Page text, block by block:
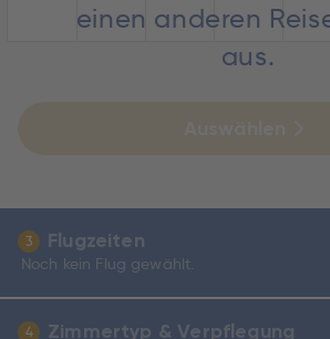
einen anderen
aus.
3 Flugzeiten
Noch kein Flug gewählt.
4 Zimmertyp & Verpflegung